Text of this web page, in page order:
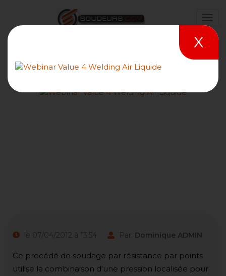
le 07/04/2012 à 13:54 Par: Dominique ADMIN
Ce procédé de soudage par résistance par points
utilise la combinaison d'une pression localisée pour
X